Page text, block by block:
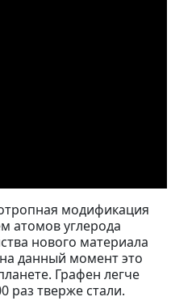
модификация
атомов углерода
нового материала
данный момент это
Графен легче
раз тверже стали.